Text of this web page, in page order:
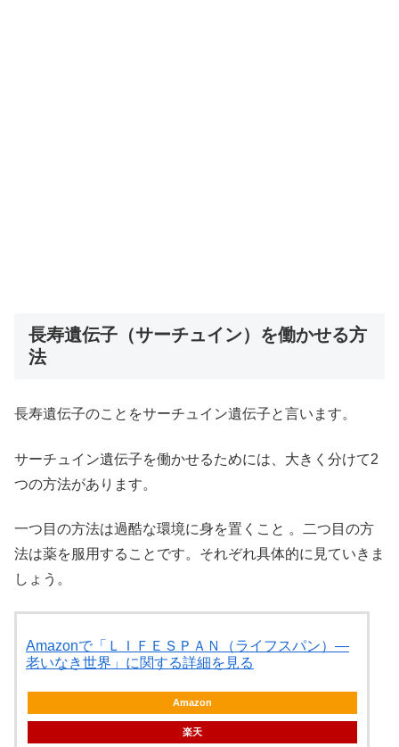
長寿遺伝子（サーチュイン）を働かせる方
法
長寿遺伝子のことをサーチュイン遺伝子と言います。
サーチュイン遺伝子を働かせるためには、大きく分けて2
つの方法があります。
一つ目の方法は過酷な環境に身を置くこと 。二つ目の方
法は薬を服用することです。それぞれ具体的に見ていきま
しょう。
Amazonで「ＬＩＦＥＳＰＡＮ（ライフスパン）―
老いなき世界」に関する詳細を見る
Amazon
楽天